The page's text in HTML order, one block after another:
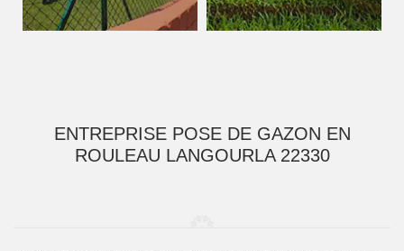
ENTREPRISE POSE DE GAZON EN
ROULEAU LANGOURLA 22330